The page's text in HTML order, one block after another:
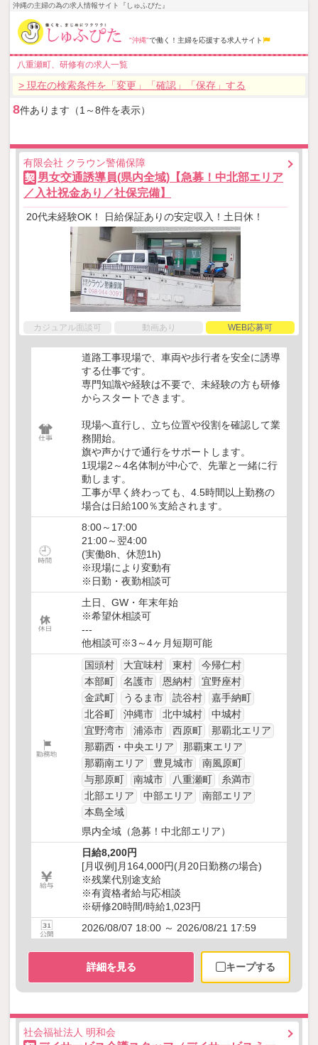
沖縄の主婦の為の求人情報サイト『しゅふぴた』
"沖縄"で働く！主婦を応援する求人サイト
八重瀬町、研修有の求人一覧
> 現在の検索条件を「変更」「確認」「保存」する
8件あります（1～8件を表示）
有限会社 クラウン警備保障
契 男女交通誘導員(県内全域)【急募！中北部エリア
／入社祝金あり／社保完備】
20代未経験OK！ 日給保証ありの安定収入！土日休！
カジュアル面談可 動画あり WEB応募可
道路工事現場で、車両や歩行者を安全に誘導
する仕事です。
専門知識や経験は不要で、未経験の方も研修
からスタートできます。
現場へ直行し、立ち位置や役割を確認して業
務開始。
旗や声かけで通行をサポートします。
1現場2～4名体制が中心で、先輩と一緒に行
動します。
工事が早く終わっても、4.5時間以上勤務の
場合は日給100％支給されます。
8:00～17:00
21:00～翌4:00
(実働8h、休憩1h)
※現場により変動有
※日勤・夜勤相談可
土日、GW・年末年始
※希望休相談可
---
他相談可※3～4ヶ月短期可能
国頭村
大宜味村 東村
今帰仁村
本部町
名護市 恩納村
宜野座村
金武町
うるま市 読谷村
嘉手納町
北谷町
沖縄市 北中城村
中城村
宜野湾市
浦添市 西原町
那覇北エリア
那覇西・中央エリア
那覇東エリア
那覇南エリア
豊見城市
南風原町
与那原町
南城市 八重瀬町
糸満市
北部エリア
中部エリア
南部エリア
本島全域
県内全域（急募！中北部エリア）
日給8,200円
[月収例]月164,000円(月20日勤務の場合)
※残業代別途支給
※有資格者給与応相談
※研修20時間/時給1,023円
2026/08/07 18:00 ～ 2026/08/21 17:59
詳細を見る キープする
社会福祉法人 明和会